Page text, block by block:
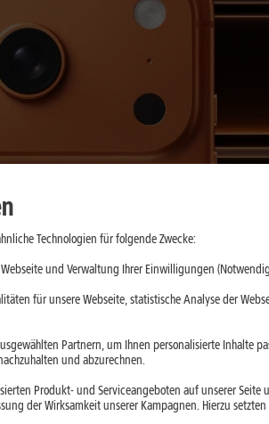
Technologien für folgende Zwecke:
und Verwaltung Ihrer Einwilligungen
für unsere Webseite, statistische Analyse der
Partnern, um Ihnen personalisierte Inhalte
und abzurechnen.
Produkt- und Serviceangeboten auf unserer Seite
der Wirksamkeit unserer Kampagnen. Hierzu